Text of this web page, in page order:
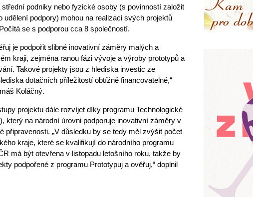
podniky nebo fyzické osoby (s povinností založit
udělení podpory) mohou na realizaci svých projektů
se s podporou cca 8 společností.
je podpořit slibné inovativní záměry malých a
kraji, zejména ranou fázi vývoje a výroby prototypů a
Takové projekty jsou z hlediska investic ze
dotačních příležitostí obtížně financovatelné,“
Koláčný.
projektu dále rozvíjet díky programu Technologické
který na národní úrovni podporuje inovativní záměry v
připravenosti. „V důsledku by se tedy měl zvýšit počet
kraje, které se kvalifikují do národního programu
má být otevřena v listopadu letošního roku, takže by
podpořené z programu Prototypuj a ověřuj,“ doplnil